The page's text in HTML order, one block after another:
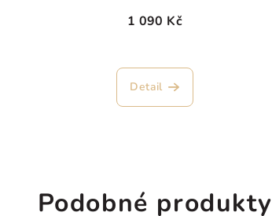
1 090 Kč
hodnocení
produktu
je
Detail
Podobné produkty